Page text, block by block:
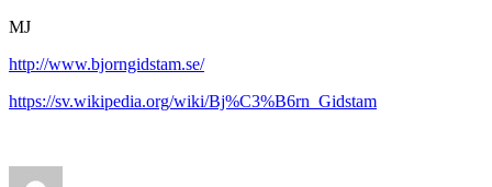
MJ
http://www.bjorngidstam.se/
https://sv.wikipedia.org/wiki/Bj%C3%B6rn_Gidstam